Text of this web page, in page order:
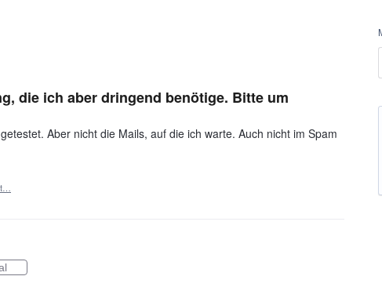
die ich aber dringend benötige. Bitte um
Aber nicht die Mails, auf die ich warte. Auch nicht im Spam